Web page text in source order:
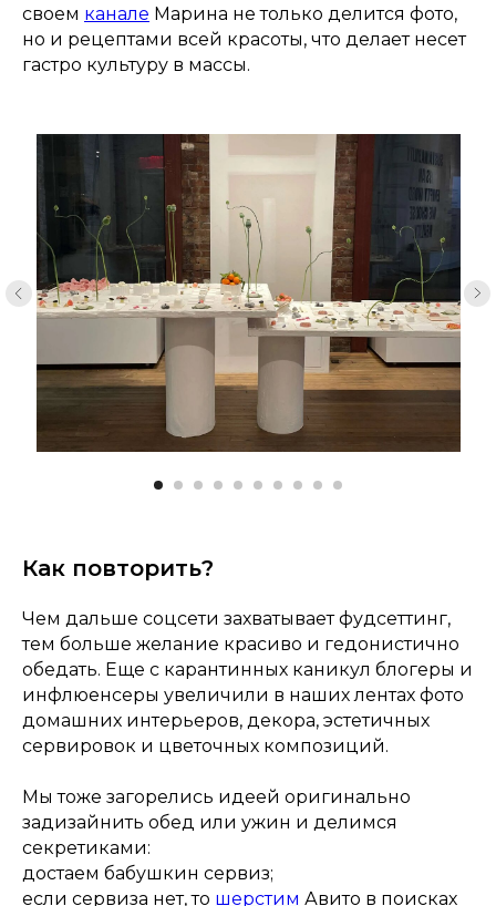
своем канале Марина не только делится фото,
но и рецептами всей красоты, что делает несет
гастро культуру в массы.
Как повторить?
Чем дальше соцсети захватывает фудсеттинг,
тем больше желание красиво и гедонистично
обедать. Еще с карантинных каникул блогеры и
инфлюенсеры увеличили в наших лентах фото
домашних интерьеров, декора, эстетичных
сервировок и цветочных композиций.
Мы тоже загорелись идеей оригинально
задизайнить обед или ужин и делимся
секретиками:
достаем бабушкин сервиз;
если сервиза нет, то шерстим Авито в поисках